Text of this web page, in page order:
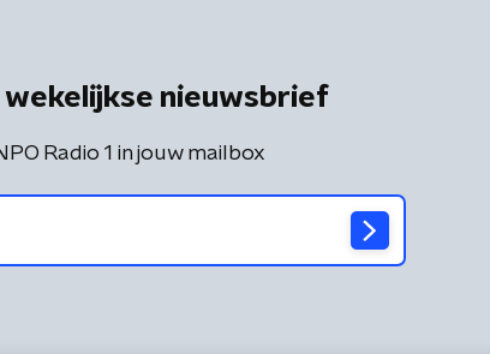
wekelijkse nieuwsbrief
Radio 1 in jouw mailbox